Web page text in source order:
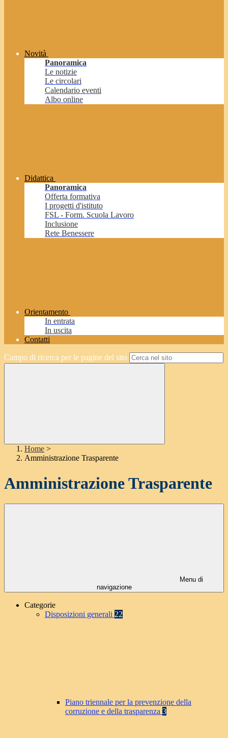
Novità
Panoramica
Le notizie
Le circolari
Calendario eventi
Albo online
Didattica
Panoramica
Offerta formativa
I progetti d'istituto
FSL - Form. Scuola Lavoro
Inclusione
Rete Benessere
Orientamento
In entrata
In uscita
Contatti
Campo di ricerca per le pagine del sito
Home >
Amministrazione Trasparente
Amministrazione Trasparente
Menu di
navigazione
Categorie
Disposizioni generali 22
Piano triennale per la prevenzione della
corruzione e della trasparenza 3